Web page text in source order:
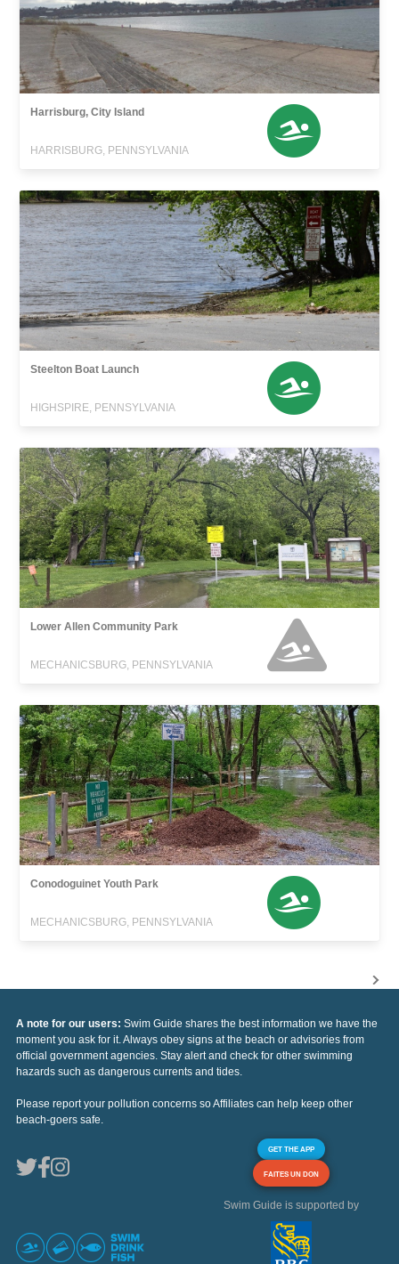
Harrisburg, City Island
HARRISBURG, PENNSYLVANIA
Steelton Boat Launch
HIGHSPIRE, PENNSYLVANIA
Lower Allen Community Park
MECHANICSBURG, PENNSYLVANIA
Conodoguinet Youth Park
MECHANICSBURG, PENNSYLVANIA
A note for our users: Swim Guide shares the best information we have the
moment you ask for it. Always obey signs at the beach or advisories from
official government agencies. Stay alert and check for other swimming
hazards such as dangerous currents and tides.
Please report your pollution concerns so Affiliates can help keep other
beach-goers safe.
GET THE APP
FAITES UN DON
Swim Guide is supported by